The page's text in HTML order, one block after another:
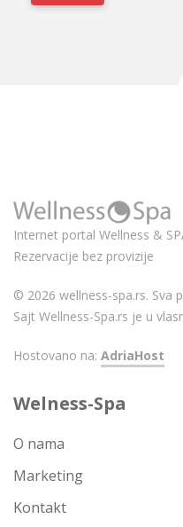
Internet portal Wellness &
Rezervacije bez provizije
© 2026 wellness-spa.rs. Sva
Sajt Wellness-Spa.rs je u
Hostovano na: AdriaHost
Welness-Spa
O nama
Marketing
Kontakt